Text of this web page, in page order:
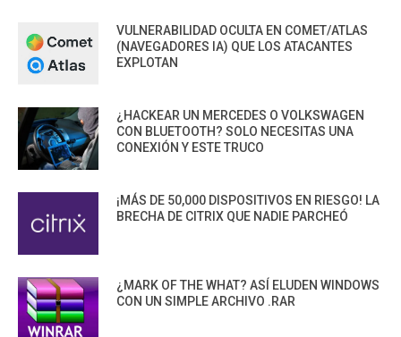
VULNERABILIDAD OCULTA EN COMET/ATLAS
(NAVEGADORES IA) QUE LOS ATACANTES
EXPLOTAN
¿HACKEAR UN MERCEDES O VOLKSWAGEN
CON BLUETOOTH? SOLO NECESITAS UNA
CONEXIÓN Y ESTE TRUCO
¡MÁS DE 50,000 DISPOSITIVOS EN RIESGO! LA
BRECHA DE CITRIX QUE NADIE PARCHEÓ
¿MARK OF THE WHAT? ASÍ ELUDEN WINDOWS
CON UN SIMPLE ARCHIVO .RAR